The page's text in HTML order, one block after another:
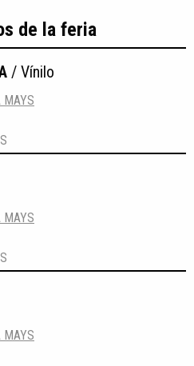
de la feria
/ Vínilo
MAYS
MAYS
MAYS